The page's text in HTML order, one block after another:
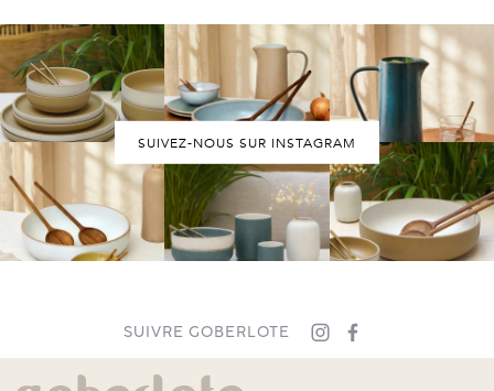
SUIVEZ-NOUS SUR INSTAGRAM
SUIVRE GOBERLOTE